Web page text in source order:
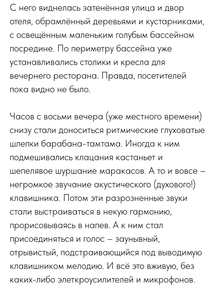
С него виднелась затенённая улица и двор
отеля, обрамлённый деревьями и кустарниками,
с освещённым маленьким голубым бассейном
посредине. По периметру бассейна уже
устанавливались столики и кресла для
вечернего ресторана. Правда, посетителей
пока видно не было.
Часов с восьми вечера (уже местного времени)
снизу стали доноситься ритмические глуховатые
шлепки барабана-тамтама. Иногда к ним
подмешивались клацания кастаньет и
шепелявое шуршание маракасов. А то и вовсе –
негромкое звучание акустического (духового!)
клавишника. Потом эти разрозненные звуки
стали выстраиваться в некую гармонию,
прорисовываясь в напев. А к ним стал
присоединяться и голос – заунывный,
отрывистый, подстраивающийся под выводимую
клавишником мелодию. И всё это вживую, без
каких-либо элеткроусилителей и микрофонов.